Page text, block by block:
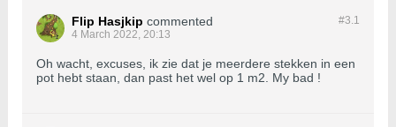
#3.1
Flip Hasjkip commented
4 March 2022, 20:13
Oh wacht, excuses, ik zie dat je meerdere stekken in een
pot hebt staan, dan past het wel op 1 m2. My bad !